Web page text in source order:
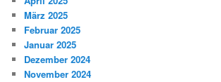
März 2025
Februar 2025
Januar 2025
Dezember 2024
November 2024